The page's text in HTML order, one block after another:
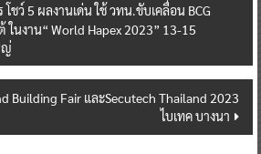
ชว์ 5 ผลงานเด่น ใช้ วทน.ขับเคลื่อน BCG
นงาน“ World Hapex 2023” 13-15
ญ่
Building Fair และSecutech Thailand 2023
ไบเทค บางนา